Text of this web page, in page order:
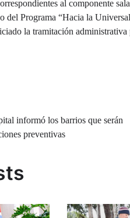
al componente
del Programa “Hacia la
la tramitación
informó los barrios que serán
preventivas